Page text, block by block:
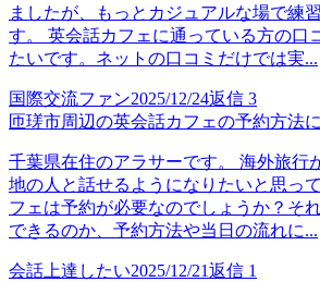
ましたが、もっとカジュアルな場で練
す。 英会話カフェに通っている方の口
たいです。ネットの口コミだけでは実...
国際交流ファン2025/12/24返信 3
匝瑳市周辺の英会話カフェの予約方法
千葉県在住のアラサーです。 海外旅行
地の人と話せるようになりたいと思っ
フェは予約が必要なのでしょうか？そ
できるのか、予約方法や当日の流れに...
会話上達したい2025/12/21返信 1